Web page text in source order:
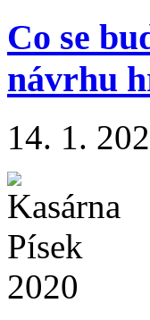
Co se
návrhu
14. 1.